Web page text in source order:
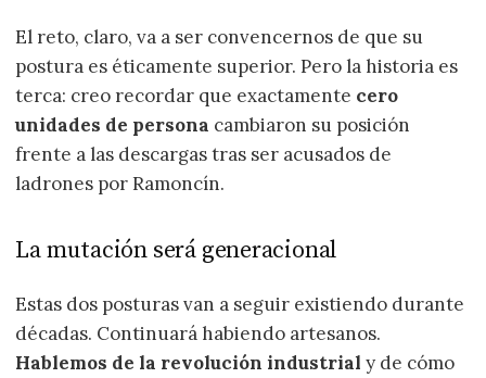
El reto, claro, va a ser convencernos de que su
postura es éticamente superior. Pero la historia es
terca: creo recordar que exactamente cero
unidades de persona cambiaron su posición
frente a las descargas tras ser acusados de
ladrones por Ramoncín.
La mutación será generacional
Estas dos posturas van a seguir existiendo durante
décadas. Continuará habiendo artesanos.
Hablemos de la revolución industrial y de cómo